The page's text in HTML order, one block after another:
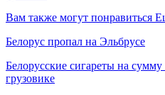
Вам также могут понравиться
Белорус пропал на Эльбрусе
Белорусские сигареты на
грузовике